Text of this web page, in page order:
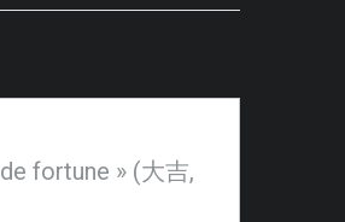
fortune » (大吉,